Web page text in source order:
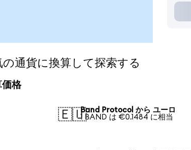
貨に換算して探索する
格
🇪🇺Band Protocol から ユーロ
1 BAND は €0.1484 に相当